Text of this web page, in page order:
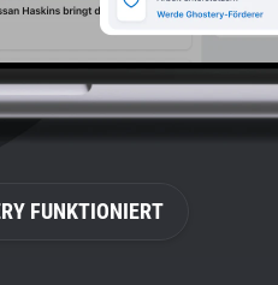
FUNKTIONIERT